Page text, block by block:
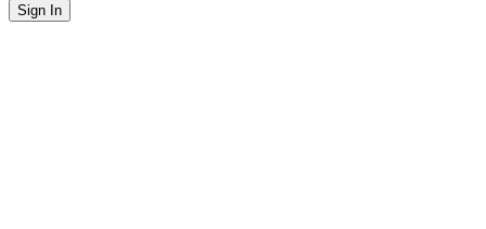
Sign In